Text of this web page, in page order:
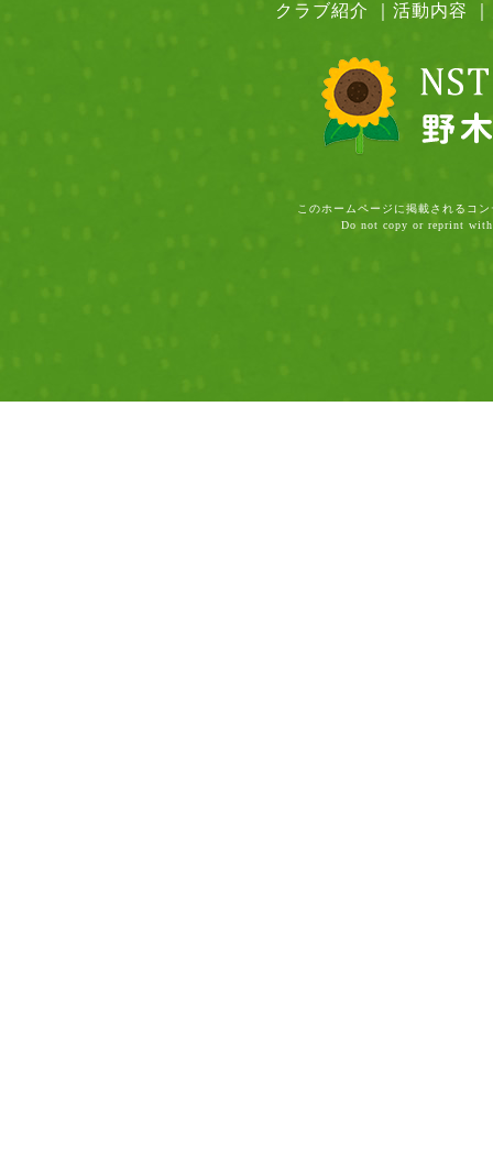
クラブ紹介 活動内容
このホームページに掲載されるコ
Do not copy or reprint